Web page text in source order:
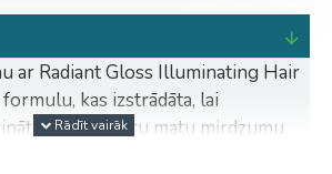
ar Radiant Gloss Illuminating Hair
kas izstrādāta, lai
un uzlabotu matu mirdzumu.